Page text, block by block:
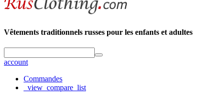
Vêtements traditionnels russes pour les enfants et adultes
account
Commandes
_view_compare_list